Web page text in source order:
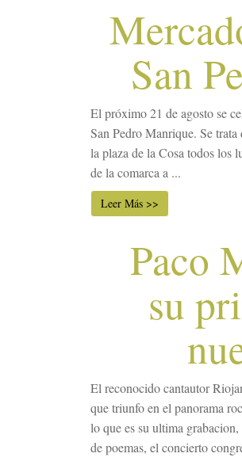
San
El próximo 21 de agosto se
San Pedro Manrique. Se
la plaza de la Cosa todos los
de la comarca a ...
Leer Más >>
Paco
su
El reconocido cantautor
que triunfo en el panorama
lo que es su ultima
de poemas, el concierto